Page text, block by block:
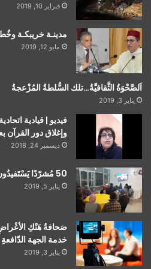
فبراير 10, 2019
مدينـة خريبكـة
مايو 12, 2019
اَلصَّحْوَةُ الثَّقافيَّةُ…تلك السُّلطةُ المُزْعجةُ
يناير 3, 2019
فيديو | قيادية
وإغلاق دور
ديسمبر 24, 2018
50 مُشرّدًا يَسْتَفيدُون من “عملية دفء” بخريبكة
يناير 5, 2019
صَحافةُ هَتْكِ
خدمة الجهة الدّافعةِ
يناير 3, 2019